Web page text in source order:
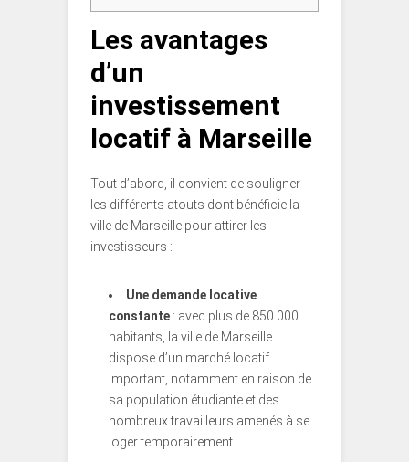
Les avantages
d’un
investissement
locatif à Marseille
Tout d’abord, il convient de souligner
les différents atouts dont bénéficie la
ville de Marseille pour attirer les
investisseurs :
Une demande locative
constante : avec plus de 850 000
habitants, la ville de Marseille
dispose d’un marché locatif
important, notamment en raison de
sa population étudiante et des
nombreux travailleurs amenés à se
loger temporairement.